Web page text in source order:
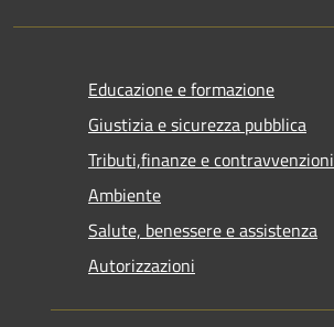
Educazione e formazione
Giustizia e sicurezza pubblica
Tributi,finanze e contravvenzioni
Ambiente
Salute, benessere e assistenza
Autorizzazioni